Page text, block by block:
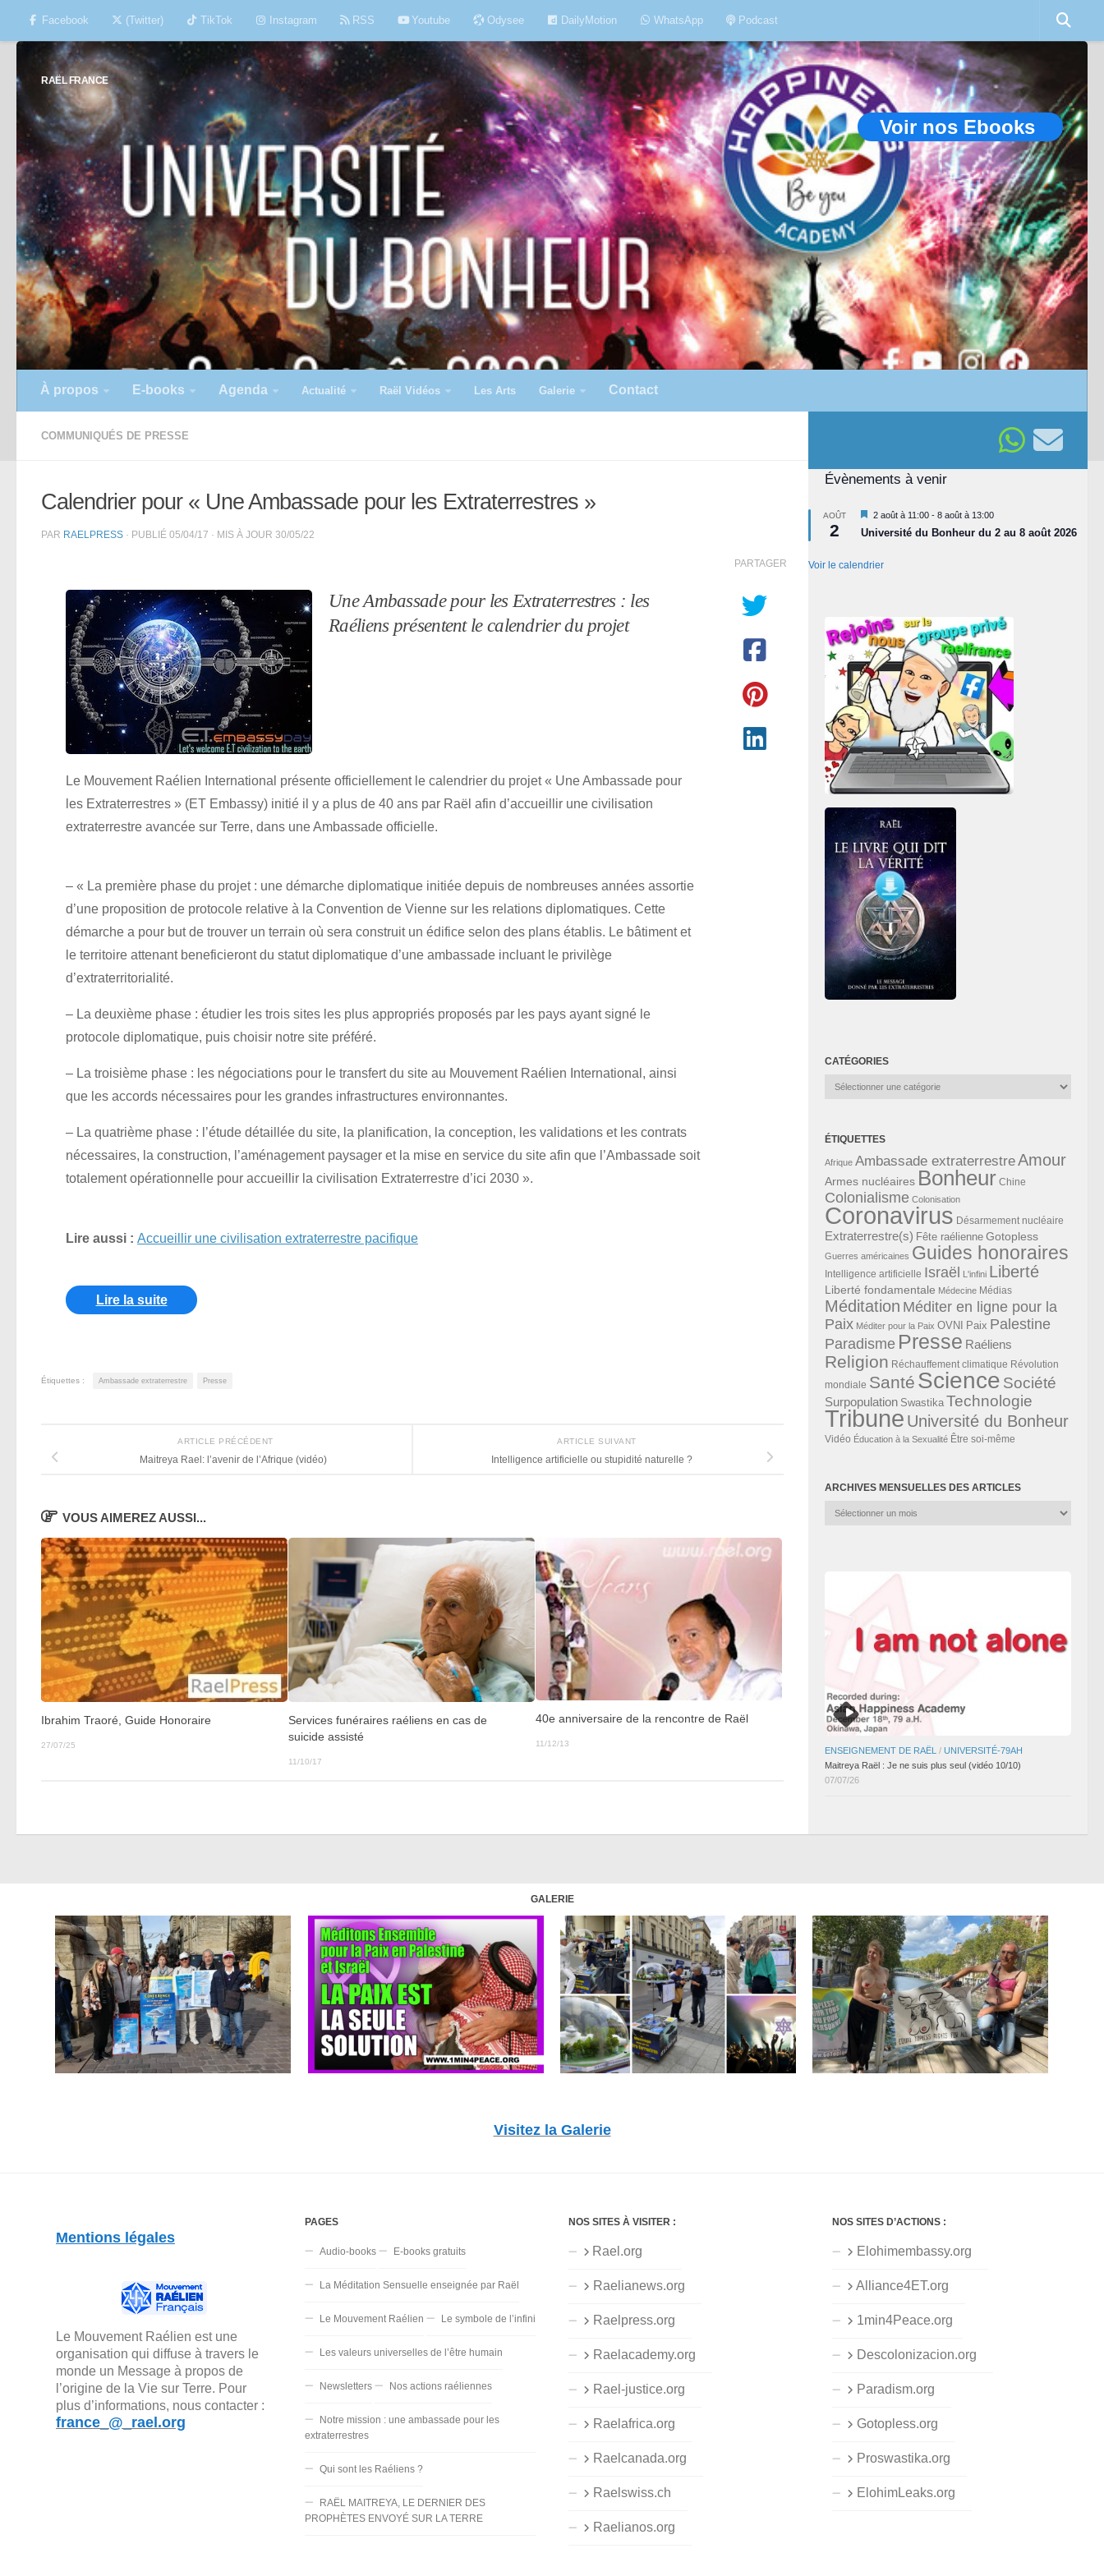
Skip to content
Facebook (Twitter) TikTok Instagram RSS Youtube Odysee DailyMotion WhatsApp Podcast
RAËL FRANCE
Voir nos Ebooks
À propos E-books Agenda Actualité Raël Vidéos Les Arts Galerie Contact
COMMUNIQUÉS DE PRESSE
Calendrier pour « Une Ambassade pour les Extraterrestres »
PAR RAELPRESS · PUBLIÉ 05/04/17 · MIS À JOUR 30/05/22
Une Ambassade pour les Extraterrestres : les
Raéliens présentent le calendrier du projet
Le Mouvement Raélien International présente officiellement le calendrier du projet « Une Ambassade pour
les Extraterrestres » (ET Embassy) initié il y a plus de 40 ans par Raël afin d’accueillir une civilisation
extraterrestre avancée sur Terre, dans une Ambassade officielle.
– « La première phase du projet : une démarche diplomatique initiée depuis de nombreuses années assortie
d’une proposition de protocole relative à la Convention de Vienne sur les relations diplomatiques. Cette
démarche a pour but de trouver un terrain où sera construit un édifice selon des plans établis. Le bâtiment et
le territoire attenant beneficieront du statut diplomatique d’une ambassade incluant le privilège
d’extraterritorialité.
– La deuxième phase : étudier les trois sites les plus appropriés proposés par les pays ayant signé le
protocole diplomatique, puis choisir notre site préféré.
– La troisième phase : les négociations pour le transfert du site au Mouvement Raélien International, ainsi
que les accords nécessaires pour les grandes infrastructures environnantes.
– La quatrième phase : l’étude détaillée du site, la planification, la conception, les validations et les contrats
nécessaires, la construction, l’aménagement paysager et la mise en service du site afin que l’Ambassade soit
totalement opérationnelle pour accueillir la civilisation Extraterrestre d’ici 2030 ».
Lire aussi : Accueillir une civilisation extraterrestre pacifique
Lire la suite
PARTAGER
Étiquettes : Ambassade extraterrestre Presse
ARTICLE SUIVANT
Intelligence artificielle ou stupidité naturelle ?
ARTICLE PRÉCÉDENT
Maitreya Rael: l’avenir de l’Afrique (vidéo)
VOUS AIMEREZ AUSSI...
Ibrahim Traoré, Guide Honoraire
27/07/25
Services funéraires raéliens en cas de
suicide assisté
11/10/17
40e anniversaire de la rencontre de Raël
11/12/13
Évènements à venir
AOÛT
2
Mis
en
avant
2 août à 11:00 - 8 août à 13:00
Université du Bonheur du 2 au 8 août 2026
Voir le calendrier
CATÉGORIES
Catégories
ÉTIQUETTES
Afrique Ambassade extraterrestreAmour
Armes nucléaires Bonheur Chine
Colonialisme Colonisation
Coronavirus Désarmement nucléaire
Extraterrestre(s) Fête raélienne Gotopless
Guerres américaines Guides honoraires
Intelligence artificielle Israël L'infini Liberté
Liberté fondamentale Médecine Médias
Méditation Méditer en ligne pour la
Paix Méditer pour la Paix OVNI Paix Palestine
Paradisme Presse Raéliens
Religion Réchauffement climatique Révolution
mondiale Santé Science Société
Surpopulation Swastika Technologie
Tribune Université du Bonheur
Vidéo Éducation à la Sexualité Être soi-même
ARCHIVES MENSUELLES DES ARTICLES
Archives
ENSEIGNEMENT DE RAËL / UNIVERSITÉ-79AH
Maitreya Raël : Je ne suis plus seul (vidéo 10/10)
07/07/26
GALERIE
Visitez la Galerie
Mentions légales
Le Mouvement Raélien est une
organisation qui diffuse à travers le
monde un Message à propos de
l’origine de la Vie sur Terre. Pour
plus d’informations, nous contacter :
france_@_rael.org
PAGES
Audio-books E-books gratuits
La Méditation Sensuelle enseignée par Raël
Le Mouvement Raélien Le symbole de l’infini
Les valeurs universelles de l’être humain
Newsletters Nos actions raéliennes
Notre mission : une ambassade pour les
extraterrestres
Qui sont les Raéliens ?
RAËL MAITREYA, LE DERNIER DES
PROPHÈTES ENVOYÉ SUR LA TERRE
NOS SITES À VISITER :
Rael.org
Raelianews.org
Raelpress.org
Raelacademy.org
Rael-justice.org
Raelafrica.org
Raelcanada.org
Raelswiss.ch
Raelianos.org
NOS SITES D’ACTIONS :
Elohimembassy.org
Alliance4ET.org
1min4Peace.org
Descolonizacion.org
Paradism.org
Gotopless.org
Proswastika.org
ElohimLeaks.org